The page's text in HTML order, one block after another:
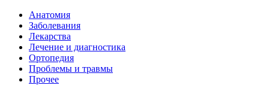
Анатомия
Заболевания
Лекарства
Лечение и диагностика
Ортопедия
Проблемы и травмы
Прочее